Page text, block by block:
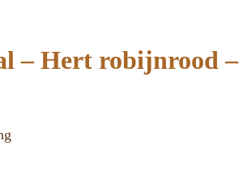
– Hert robijnrood –